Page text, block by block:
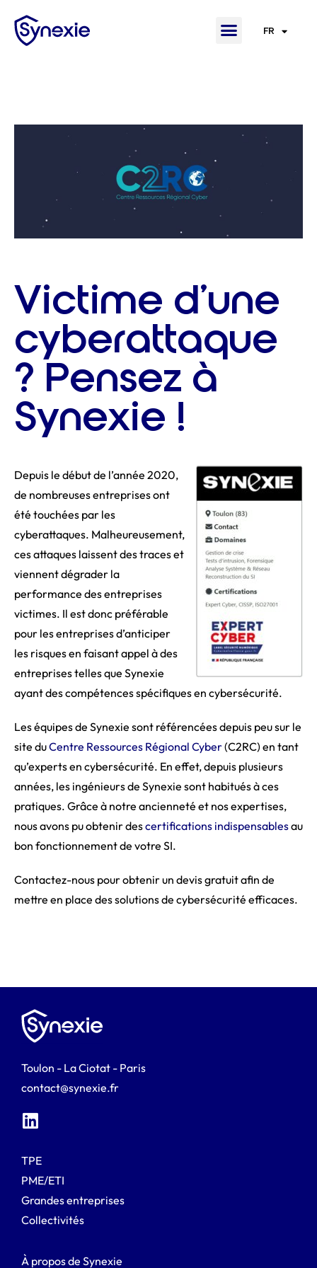
FR
EN
Victime d’une
cyberattaque
? Pensez à
Synexie !
Depuis le début de l’année 2020,
de nombreuses entreprises ont
été touchées par les
cyberattaques. Malheureusement,
ces attaques laissent des traces et
viennent dégrader la
performance des entreprises
victimes. Il est donc préférable
pour les entreprises d’anticiper
les risques en faisantappel à des
entreprises telles que Synexie
ayant des compétencesspécifiques en cybersécurité.
Les équipes de Synexie sont référencées depuis peu sur le
site duCentre Ressources Régional Cyber(C2RC) en tant
qu’experts en cybersécurité. En effet, depuis plusieurs
années, les ingénieurs de Synexie sont habitués à ces
pratiques. Grâce à notre ancienneté et nos expertises,
nous avons pu obtenir descertifications indispensablesau
bon fonctionnement de votre SI.
Contactez-nous pour obtenir un devis gratuit afin de
mettre en place des solutions de cybersécurité efficaces.
Toulon - La Ciotat - Paris
contact@synexie.fr
TPE
PME/ETI
Grandes entreprises
Collectivités
À propos de Synexie